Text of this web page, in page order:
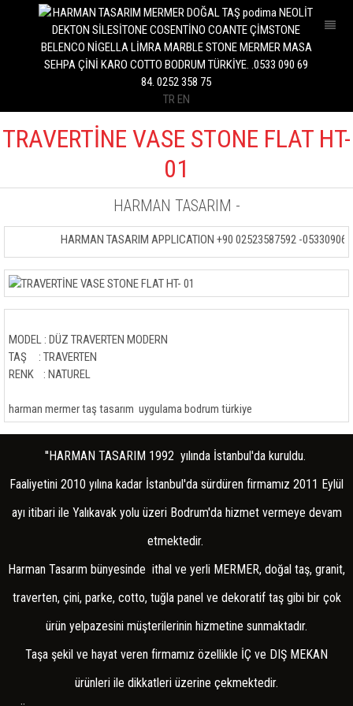
İNTERİOR
OUTDOOR
KİTCHEN
POOR
DRESUAR
STONE BENCH
FOUNTAİN STONE
RELİEF
TİLE APPLİCATİON
FİREPLACE
FIREPLACES AKSESUAR
FRESK/MANUEL LABOR
TR EN
TRAVERTİNE VASE STONE FLAT HT-
01
HARMAN TASARIM -
HARMAN TASARIM APPLICATION +90 02523587592 -
MODEL : DÜZ TRAVERTEN MODERN
TAŞ : TRAVERTEN
RENK : NATUREL
harman mermer taş tasarım uygulama bodrum türkiye
''HARMAN TASARIM 1992 yılında İstanbul'da kuruldu.
Faaliyetini 2010 yılına kadar İstanbul'da sürdüren firmamız 2011 Eylül
ayı itibari ile Yalıkavak yolu üzeri Bodrum'da hizmet vermeye devam
etmektedir.
Harman Tasarım bünyesinde ithal ve yerli MERMER, doğal taş, granit,
traverten, çini, parke, cotto, tuğla panel ve dekoratif taş gibi bir çok
ürün yelpazesini müşterilerinin hizmetine sunmaktadır.
Taşa şekil ve hayat veren firmamız özellikle İÇ ve DIŞ MEKAN
ürünleri ile dikkatleri üzerine çekmektedir.